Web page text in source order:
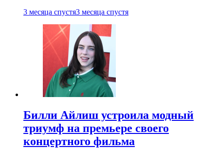
3 месяца спустя3 месяца спустя
Билли Айлиш устроила модный
триумф на премьере своего
концертного фильма